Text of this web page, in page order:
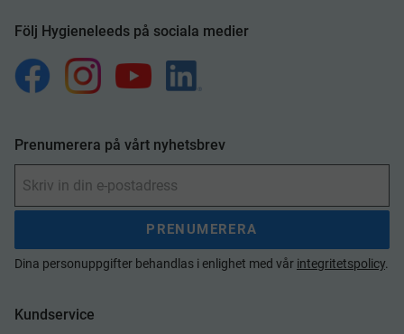
Följ Hygieneleeds på sociala medier
Prenumerera på vårt nyhetsbrev
PRENUMERERA
Dina personuppgifter behandlas i enlighet med vår integritetspolicy.
Kundservice